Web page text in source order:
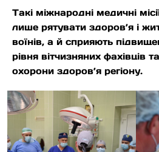
Такі міжнародні медичні
лише рятувати здоров’я і
воїнів, а й сприяють
рівня вітчизняних фахівців
охорони здоров’я регіону.